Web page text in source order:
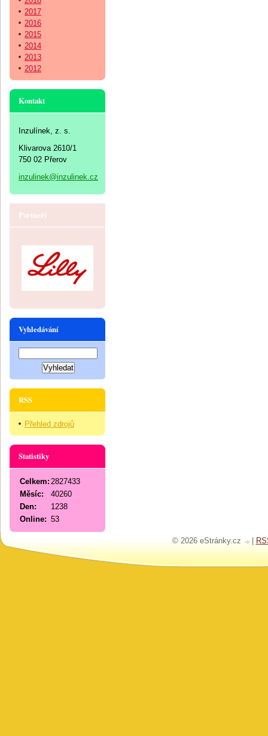
2017
2016
2015
2014
2013
2012
Kontakt
Inzulínek, z. s.
Klivarova 2610/1
750 02 Přerov
inzulinek@inzulinek.cz
Partneři
Vyhledávání
RSS
Přehled zdrojů
Statistiky
Online: 53
Celkem: 2827433
Měsíc:
40260
Den:
1238
© 2026 eStránky.cz